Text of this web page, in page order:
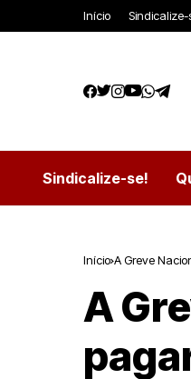
Início Sindicalize-
Sindicalize-se!
Início A Greve
A